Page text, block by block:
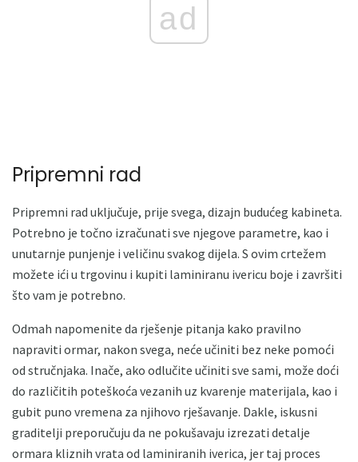
ad
Pripremni rad
Pripremni rad uključuje, prije svega, dizajn budućeg kabineta.
Potrebno je točno izračunati sve njegove parametre, kao i
unutarnje punjenje i veličinu svakog dijela. S ovim crtežem
možete ići u trgovinu i kupiti laminiranu ivericu boje i završiti
što vam je potrebno.
Odmah napomenite da rješenje pitanja kako pravilno
napraviti ormar, nakon svega, neće učiniti bez neke pomoći
od stručnjaka. Inače, ako odlučite učiniti sve sami, može doći
do različitih poteškoća vezanih uz kvarenje materijala, kao i
gubit puno vremena za njihovo rješavanje. Dakle, iskusni
graditelji preporučuju da ne pokušavaju izrezati detalje
ormara kliznih vrata od laminiranih iverica, jer taj proces